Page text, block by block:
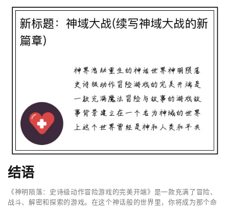
结语
《神明陨落：史诗级动作冒险游戏的完美开端》是一款充满了冒险、
战斗、解密和探索的游戏。在这个神话般的世界里，你将成为那个命